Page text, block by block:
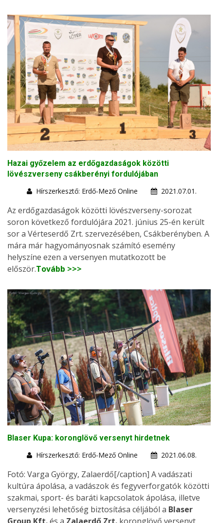
Hazai győzelem az erdőgazdaságok közötti
lövészverseny csákberényi fordulójában
Hírszerkesztő: Erdő-Mező Online
2021.07.01.
Az erdőgazdaságok közötti lövészverseny-sorozat
soron következő fordulójára 2021. június 25-én került
sor a Vérteserdő Zrt. szervezésében, Csákberényben. A
mára már hagyományosnak számító esemény
helyszíne ezen a versenyen mutatkozott be
először.Tovább >>>
Blaser Kupa: koronglövő versenyt hirdetnek
Hírszerkesztő: Erdő-Mező Online
2021.06.08.
Fotó: Varga György, Zalaerdő[/caption] A vadászati
kultúra ápolása, a vadászok és fegyverforgatók közötti
szakmai, sport- és baráti kapcsolatok ápolása, illetve
versenyzési lehetőség biztosítása céljából a Blaser